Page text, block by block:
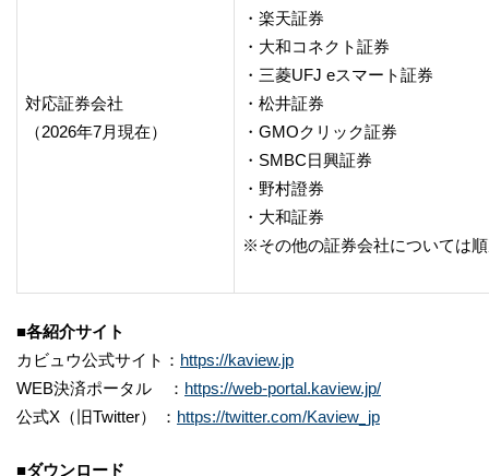
対応証券会社
（2026年7月現在）
・楽天証券
・大和コネクト証券
・三菱UFJ eスマート証券
・松井証券
・GMOクリック証券
・SMBC日興証券
・野村證券
・大和証券
※その他の証券会社については
■各紹介サイト
カビュウ公式サイト： https://kaview.jp
WEB決済ポータル ： https://web-portal.kaview.jp/
公式X（旧Twitter） ： https://twitter.com/Kaview_jp
■ダウンロード